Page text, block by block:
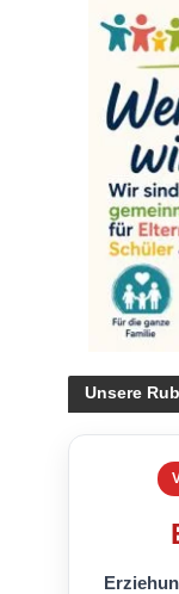
Unsere